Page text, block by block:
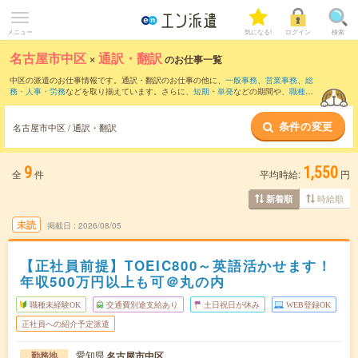
メニュー 気になる! ログイン 検索
名古屋市中区 ×通訳・翻訳のお仕事一覧
中区の派遣のお仕事情報です。通訳・翻訳のお仕事の他に、 一般事務、 営業事務、 総
務・人事・労務などを取り揃えています。さらに、 短期 ・ 単発などの期間や、 職種未
名古屋市中区 / 通訳・翻訳 条件の変更
全 9件 平均時給: 1,550 円
新着順 時給順
未読 掲載日 2026/08/05
【正社員前提】TOEIC800～英語活かせます！
年収500万円以上も可＠丸の内
職種未経験OK 交通費別途支給あり 土日祝日が休み WEB登録OK
正社員への紹介予定派遣
勤務地 愛知県